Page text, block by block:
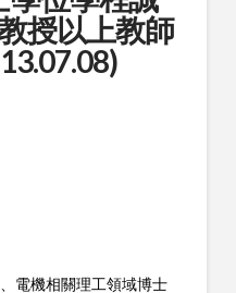
授以上教師
電機相關理工領域博士